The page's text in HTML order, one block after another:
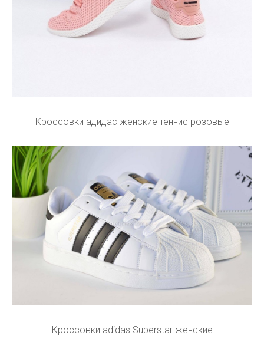
Кроссовки адидас женские теннис розовые
Кроссовки adidas Superstar женские